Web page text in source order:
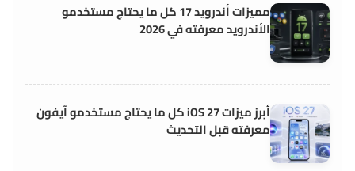
مميزات أندرويد 17 كل ما يحتاج مستخدمو
الأندرويد معرفته في 2026
أبرز ميزات iOS 27 كل ما يحتاج مستخدمو آيفون
معرفته قبل التحديث